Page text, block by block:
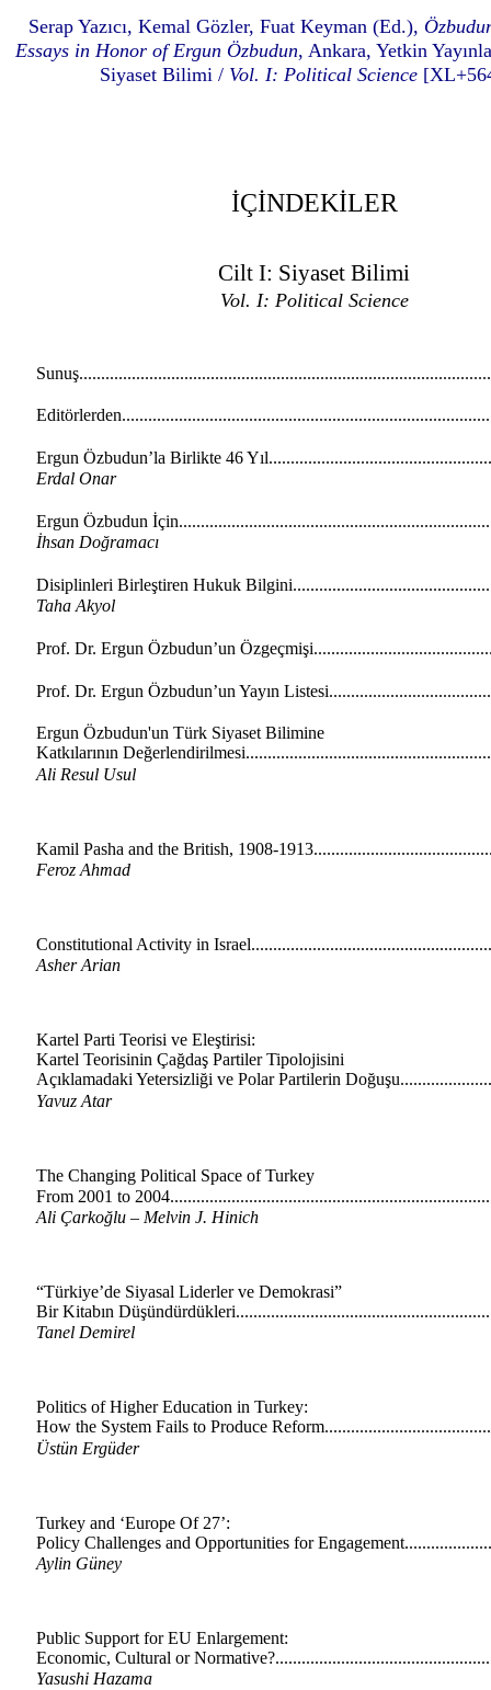
Serap Yazıcı, Kemal Gözler, Fuat Keyman (Ed.),
Essays in Honor of Ergun Özbudun, Ankara, Yetkin
Siyaset Bilimi / Vol. I: Political Science
İÇİNDEKİLER
Cilt I: Siyaset Bilimi
Vol. I: Political Science
Ergun Özbudun’la Birlikte 46
Erdal Onar
Ergun Özbudun
İhsan Doğramacı
Disiplinleri Birleştiren Hukuk
Taha Akyol
Prof. Dr. Ergun Özbudun’un
Prof. Dr. Ergun Özbudun’un Yayın
Ergun Özbudun'un Türk Siyaset Bilimine
Katkılarının
Ali Resul Usul
Kamil Pasha and the British, 1908-
Feroz Ahmad
Constitutional Activity in
Asher Arian
Kartel Parti Teorisi ve Eleştirisi:
Kartel Teorisinin Çağdaş Partiler Tipolojisini
Açıklamadaki Yetersizliği ve Polar Partilerin
Yavuz Atar
The Changing Political Space of Turkey
From 2001 to
Ali Çarkoğlu – Melvin J. Hinich
“Türkiye’de Siyasal Liderler ve Demokrasi”
Bir Kitabın
Tanel Demirel
Politics of Higher Education in Turkey:
How the System Fails to Produce
Üstün Ergüder
Turkey and ‘Europe Of 27’:
Policy Challenges and Opportunities for
Aylin Güney
Public Support for EU Enlargement:
Economic, Cultural or
Yasushi Hazama